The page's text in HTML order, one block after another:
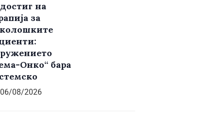
на
за
Онко“ бара
06/08/2026